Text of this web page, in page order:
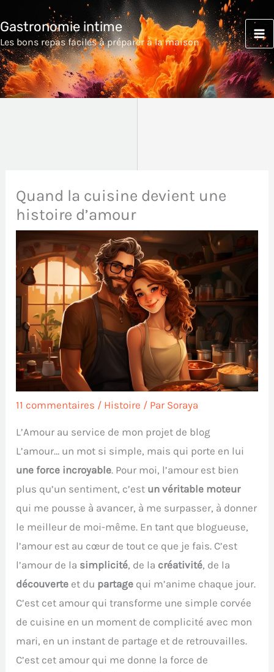
au
contenu
Gastronomie intime
Les bons repas faciles à préparer à la maison
Quand la cuisine devient une
histoire d’amour
11 commentaires / Histoire / Par Soraya
L’Amour au service de mon projet de blog
L’amour… un mot si simple, mais qui porte en lui
une force incroyable. Pour moi, l’amour est bien
plus qu’un sentiment, c’est un véritable moteur
qui me pousse à avancer, à me surpasser, à donner
le meilleur de moi-même. En tant que blogueuse,
l’amour est au cœur de tout ce que je fais. C’est
l’amour de la simplicité, de la créativité, de la
découverte et du partage qui m’anime chaque jour.
C’est cet amour qui transforme une simple corvée
de cuisine en un moment de complicité avec mon
mari, en un instant de partage et de retrouvailles.
C’est cet amour qui me donne la force de